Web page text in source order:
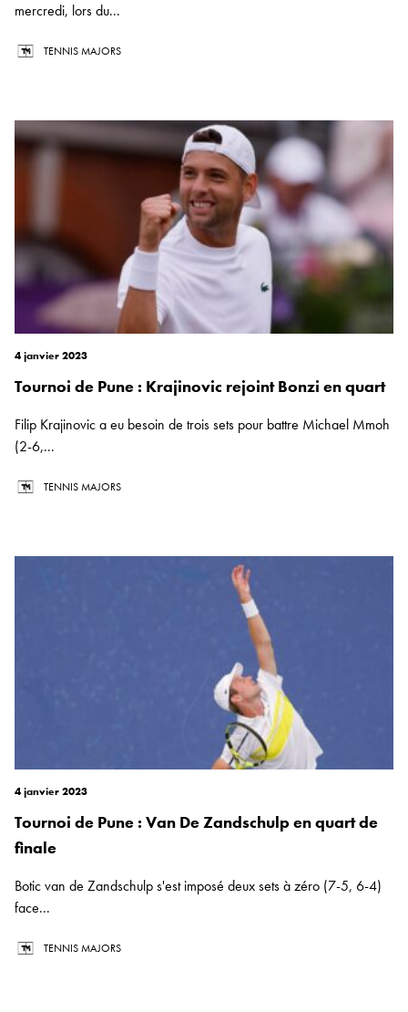
mercredi, lors du...
TENNIS MAJORS
4 janvier 2023
Tournoi de Pune : Krajinovic rejoint Bonzi en quart
Filip Krajinovic a eu besoin de trois sets pour battre Michael Mmoh
(2-6,...
TENNIS MAJORS
4 janvier 2023
Tournoi de Pune : Van De Zandschulp en quart de
finale
Botic van de Zandschulp s'est imposé deux sets à zéro (7-5, 6-4)
face...
TENNIS MAJORS